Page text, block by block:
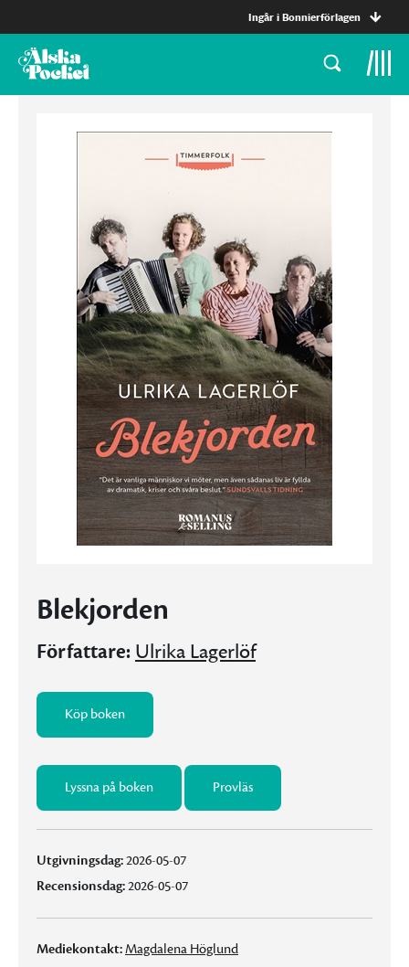
Ingår i Bonnierförlagen
Blekjorden
Författare: Ulrika Lagerlöf
Köp boken
Lyssna på boken Provläs
Utgivningsdag:2026-05-07
Recensionsdag:2026-05-07
Mediekontakt:Magdalena Höglund